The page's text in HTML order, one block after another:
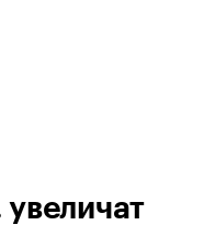
увеличат